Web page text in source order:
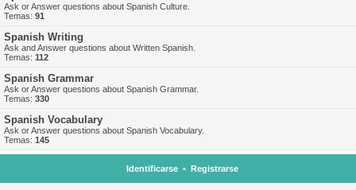
Ask or Answer questions about Spanish Culture.
Temas: 91
Spanish Writing
Ask and Answer questions about Written Spanish.
Temas: 112
Spanish Grammar
Ask or Answer questions about Spanish Grammar.
Temas: 330
Spanish Vocabulary
Ask or Answer questions about Spanish Vocabulary.
Temas: 145
Identificarse• Registrarse